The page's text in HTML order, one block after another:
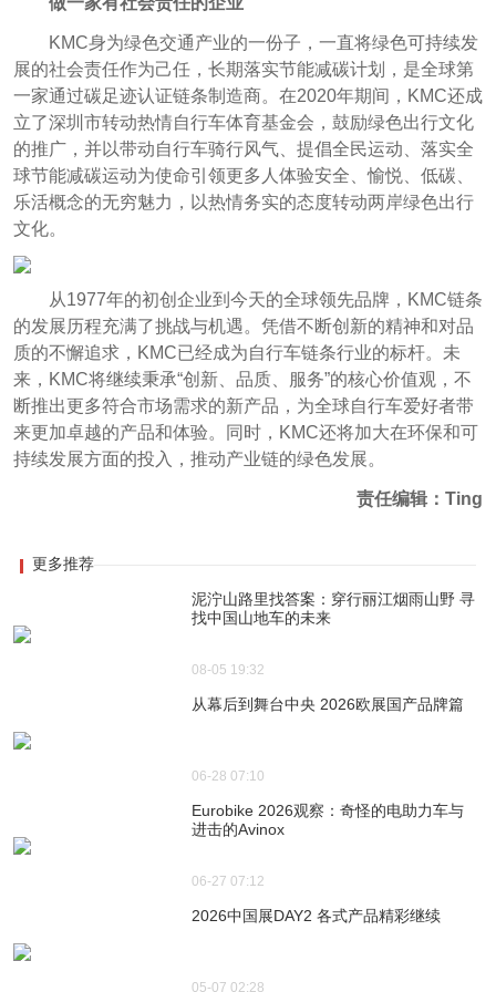
KMC身为绿色交通产业的一份子，一直将绿色可持续发
展的社会责任作为己任，长期落实节能减碳计划，是全球第
一家通过碳足迹认证链条制造商。在2020年期间，KMC还成
立了深圳市转动热情自行车体育基金会，鼓励绿色出行文化
的推广，并以带动自行车骑行风气、提倡全民运动、落实全
球节能减碳运动为使命引领更多人体验安全、愉悦、低碳、
乐活概念的无穷魅力，以热情务实的态度转动两岸绿色出行
文化。
从1977年的初创企业到今天的全球领先品牌，KMC链条
的发展历程充满了挑战与机遇。凭借不断创新的精神和对品
质的不懈追求，KMC已经成为自行车链条行业的标杆。未
来，KMC将继续秉承“创新、品质、服务”的核心价值观，不
断推出更多符合市场需求的新产品，为全球自行车爱好者带
来更加卓越的产品和体验。同时，KMC还将加大在环保和可
持续发展方面的投入，推动产业链的绿色发展。
责任编辑：Ting
更多推荐
泥泞山路里找答案：穿行丽江烟雨山野 寻
找中国山地车的未来
08-05 19:32
从幕后到舞台中央 2026欧展国产品牌篇
06-28 07:10
Eurobike 2026观察：奇怪的电助力车与
进击的Avinox
06-27 07:12
2026中国展DAY2 各式产品精彩继续
05-07 02:28